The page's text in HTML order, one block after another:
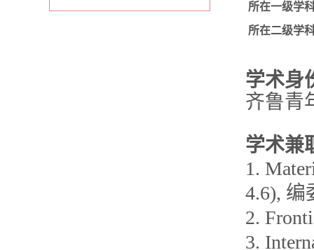
所在一级学
所在二级学
学术身
齐鲁青
学术兼
1.
4.6), 编
2.
3.